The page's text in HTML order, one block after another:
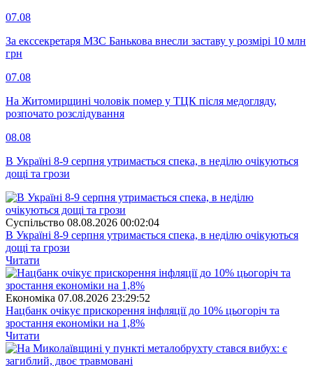
07.08
За екссекретаря МЗС Банькова внесли заставу у розмірі 10 млн
грн
07.08
На Житомирщині чоловік помер у ТЦК після медогляду,
розпочато розслідування
08.08
В Україні 8-9 серпня утримається спека, в неділю очікуються
дощі та грози
Суспiльство 08.08.2026 00:02:04
В Україні 8-9 серпня утримається спека, в неділю очікуються
дощі та грози
Читати
Економіка 07.08.2026 23:29:52
Нацбанк очікує прискорення інфляції до 10% цьогоріч та
зростання економіки на 1,8%
Читати